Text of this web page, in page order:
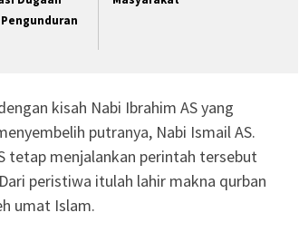
kisah Nabi Ibrahim AS yang
putranya, Nabi Ismail AS.
tetap menjalankan perintah tersebut
peristiwa itulah lahir makna qurban
umat Islam.